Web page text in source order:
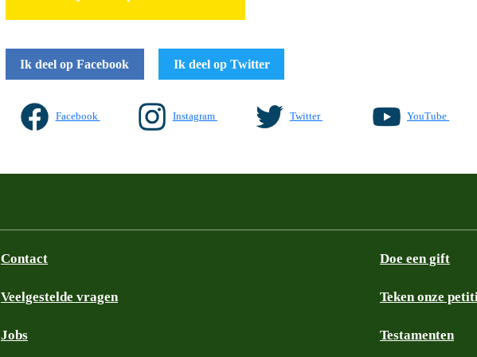
Ik deel op Facebook Ik deel op Twitter
Facebook Instagram Twitter YouTube
Contact
Veelgestelde vragen
Jobs
Doe een gift
Teken onze
Testamenten